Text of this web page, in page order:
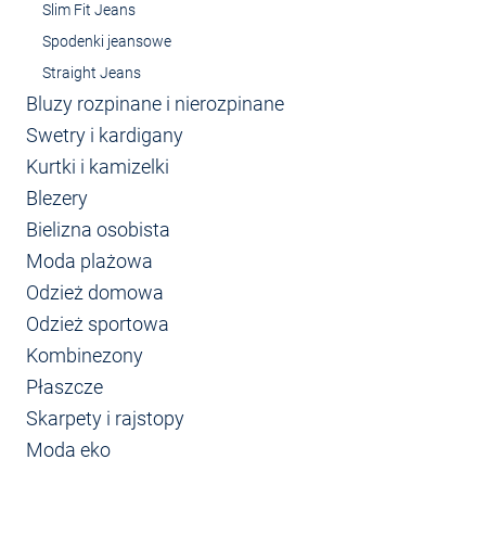
Slim Fit Jeans
Spodenki jeansowe
Straight Jeans
Bluzy rozpinane i nierozpinane
Swetry i kardigany
Kurtki i kamizelki
Blezery
Bielizna osobista
Moda plażowa
Odzież domowa
Odzież sportowa
Kombinezony
Płaszcze
Skarpety i rajstopy
Moda eko